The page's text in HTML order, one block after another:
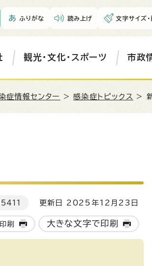
ふりがな 読み上げ 文字サイズ
観光・文化・スポーツ 市政
症情報センター >感染症トピックス >
更新日 2025年12月23日
印刷 大きな文字で印刷